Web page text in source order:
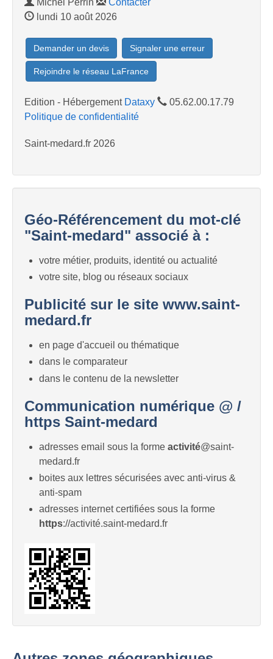
Michel Perrin
Contacter
lundi 10 août 2026
Demander un devis Signaler une erreur
Rejoindre le réseau LaFrance
Edition - Hébergement Dataxy
05.62.00.17.79
Politique de confidentialité
Saint-medard.fr 2026
Géo-Référencement du mot-clé
"Saint-medard" associé à :
votre métier, produits, identité ou actualité
votre site, blog ou réseaux sociaux
Publicité sur le site www.saint-
medard.fr
en page d'accueil ou thématique
dans le comparateur
dans le contenu de la newsletter
Communication numérique @ /
https Saint-medard
adresses email sous la forme activité@saint-
medard.fr
boites aux lettres sécurisées avec anti-virus &
anti-spam
adresses internet certifiées sous la forme
https://activité.saint-medard.fr